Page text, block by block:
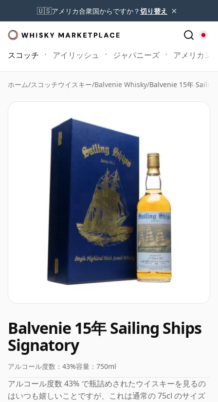
🇺🇸アメリカ合衆国からですか？切り替え ×
スコッチ アイリッシュ ジャパニーズ アメリカン
ホーム/スコッチウイスキー/Balvenie Whisky/Balvenie 15年
Balvenie 15年 Sailing Ships
Signatory
アルコール度数： 43%容量： 750ml
アルコール度数 43% で瓶詰めされたウイスキーを見るの
はいつも嬉しいことですが、これは通常の 75cl のサイズ